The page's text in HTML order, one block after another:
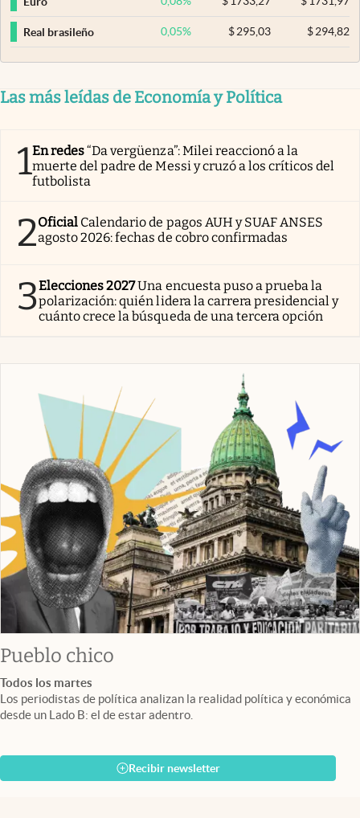
Real brasileño 0,05% $295,03 $294,82
Las más leídas de Economía y Política
1En redes“Da vergüenza”: Milei reaccionó a la
muerte del padre de Messi y cruzó a los críticos del
futbolista
2Oficial Calendario de pagos AUH y SUAF ANSES
agosto 2026: fechas de cobro confirmadas
3Elecciones 2027Una encuesta puso a prueba la
polarización: quién lidera la carrera presidencial y
cuánto crece la búsqueda de una tercera opción
Pueblo chico
Todos los martes
Los periodistas de política analizan la realidad política y económica
desde un Lado B: el de estar adentro.
Recibir newsletter